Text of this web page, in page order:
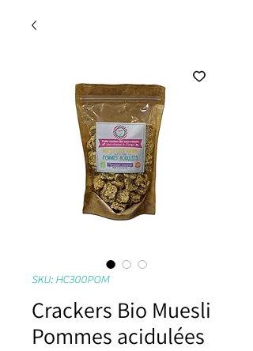
SKU: HC300POM
Crackers Bio Muesli
Pommes acidulées